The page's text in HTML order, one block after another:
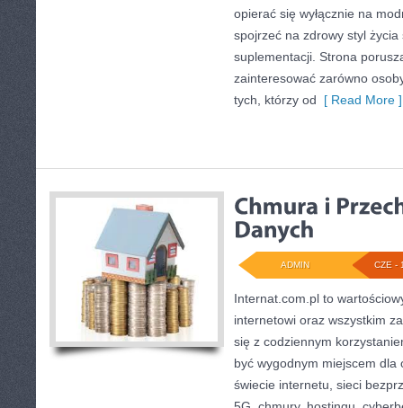
opierać się wyłącznie na
spojrzeć na zdrowy styl
suplementacji. Strona
zainteresować zarówno
tych, którzy od [ Read More ]
CZE -
ADMIN
Internat.com.pl to
internetowi oraz wszystkim
się z codziennym
być wygodnym miejscem
świecie internetu, sieci